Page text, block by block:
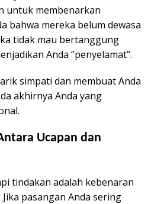
untuk membenarkan
bahwa mereka belum dewasa
tidak mau bertanggung
Anda “penyelamat”.
simpati dan membuat Anda
akhirnya Anda yang
Ucapan dan
tindakan adalah kebenaran
pasangan Anda sering